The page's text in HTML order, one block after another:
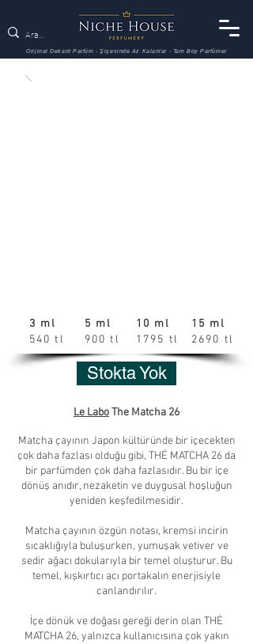
Orijinal Dekant Parfüm - Şişesinde Az Kalanlar - Tam Boy Parfümer
3 ml
540 tl
5 ml
900 tl
10 ml
1795 tl
15 ml
2690 tl
Stokta Yok
Le LaboThe Matcha 26
Matcha çayının Japon kültüründe bir içecekten
çok daha fazlası olduğu gibi, THÉ MATCHA 26 da
bir parfümden çok daha fazlasıdır. Bu bir içe
dönüş anıdır, nezaketin ve duygusal hoşluğun
yeniden keşfedilmesidir.
Matcha çayının özgün notası, kremsi incirin
sıcaklığıyla buluşurken, yumuşak vetiver ve
sedir ağacı dokularıyla bir temel oluşturur. Bu
temel, kışkırtıcı acı portakalın enerjisiyle
canlandırılır.
İçe dönük ve doğası gereği derin olan THÉ
MATCHA 26, yalnızca kullanıcısına çok yakın